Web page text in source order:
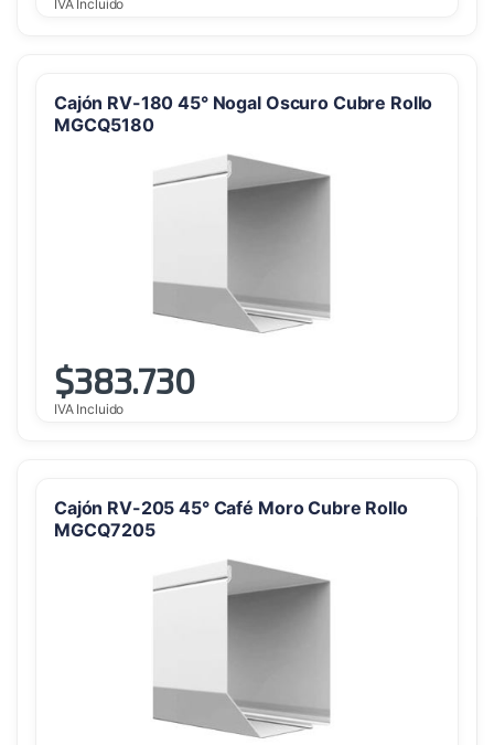
IVA Incluido
Cajón RV-180 45° Nogal Oscuro Cubre Rollo
MGCQ5180
$383.730
IVA Incluido
Cajón RV-205 45° Café Moro Cubre Rollo
MGCQ7205